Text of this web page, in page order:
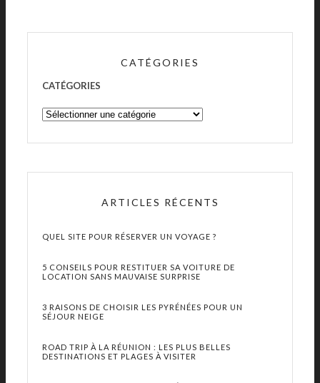
CATÉGORIES
CATÉGORIES
ARTICLES RÉCENTS
QUEL SITE POUR RÉSERVER UN VOYAGE ?
5 CONSEILS POUR RESTITUER SA VOITURE DE
LOCATION SANS MAUVAISE SURPRISE
3 RAISONS DE CHOISIR LES PYRÉNÉES POUR UN
SÉJOUR NEIGE
ROAD TRIP À LA RÉUNION : LES PLUS BELLES
DESTINATIONS ET PLAGES À VISITER